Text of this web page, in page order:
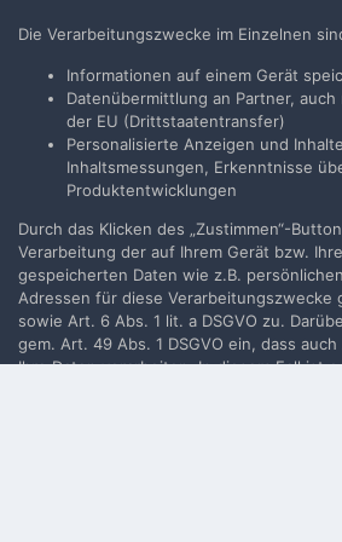
Neues Benutzerkonto für unsere
Neues Benutzerkonto
Anmelden
Jetzt anmelden
Die Verarbeitungszwecke im Einzelnen
Informationen auf einem Gerät
Datenübermittlung an Partner,
der EU (Drittstaatentransfer)
Personalisierte Anzeigen und
Inhaltsmessungen, Erkenntnisse
Produktentwicklungen
Durch das Klicken des „Zustimmen“-
Verarbeitung der auf Ihrem Gerät bzw.
gespeicherten Daten wie z.B.
Adressen für diese Verarbeitungszwecke
sowie Art. 6 Abs. 1 lit. a DSGVO zu.
gem. Art. 49 Abs. 1 DSGVO ein, dass
Ihre Daten verarbeiten. In diesem Fall ist